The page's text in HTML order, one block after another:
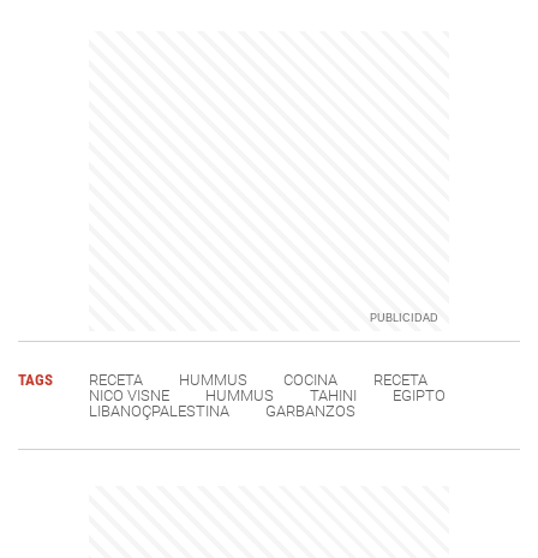
TAGS RECETA HUMMUS COCINA
RECETA
NICO VISNE
HUMMUS TAHINI
EGIPTO
LIBANOÇPALESTINA
GARBANZOS